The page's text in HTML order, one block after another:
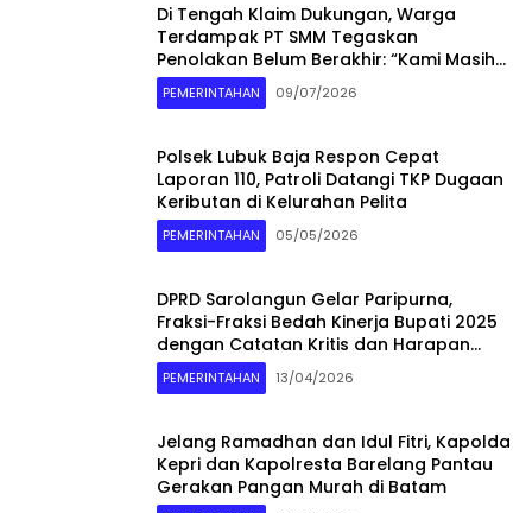
Di Tengah Klaim Dukungan, Warga
Terdampak PT SMM Tegaskan
Penolakan Belum Berakhir: “Kami Masih
Merasakan Dampaknya”
PEMERINTAHAN 09/07/2026
Polsek Lubuk Baja Respon Cepat
Laporan 110, Patroli Datangi TKP Dugaan
Keributan di Kelurahan Pelita
PEMERINTAHAN 05/05/2026
DPRD Sarolangun Gelar Paripurna,
Fraksi-Fraksi Bedah Kinerja Bupati 2025
dengan Catatan Kritis dan Harapan
Baru
PEMERINTAHAN 13/04/2026
Jelang Ramadhan dan Idul Fitri, Kapolda
Kepri dan Kapolresta Barelang Pantau
Gerakan Pangan Murah di Batam